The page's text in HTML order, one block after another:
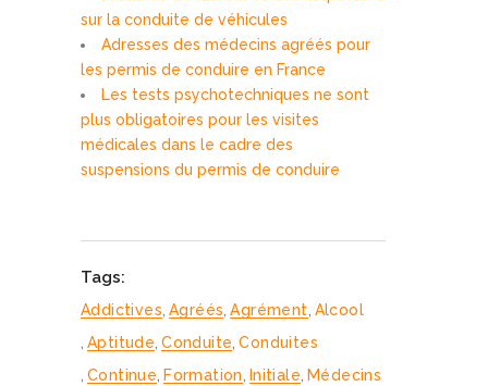
sur la conduite de véhicules
Adresses des médecins agréés pour
les permis de conduire en France
Les tests psychotechniques ne sont
plus obligatoires pour les visites
médicales dans le cadre des
suspensions du permis de conduire
Tags:
Addictives, Agréés, Agrément, Alcool
, Aptitude, Conduite, Conduites
, Continue, Formation, Initiale, Médecins